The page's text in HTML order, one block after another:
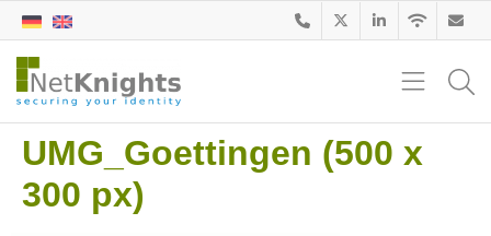
UMG_Goettingen (500 x
300 px)